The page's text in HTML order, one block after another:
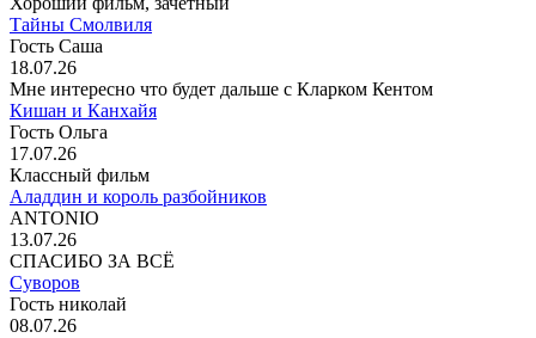
Тайны Смолвиля
Гость Саша
18.07.26
Мне интересно что будет дальше с Кларком Кентом
Кишан и Канхайя
Гость Ольга
17.07.26
Классный фильм
Аладдин и король разбойников
ANTONIO
13.07.26
СПАСИБО ЗА ВСЁ
Суворов
Гость николай
08.07.26